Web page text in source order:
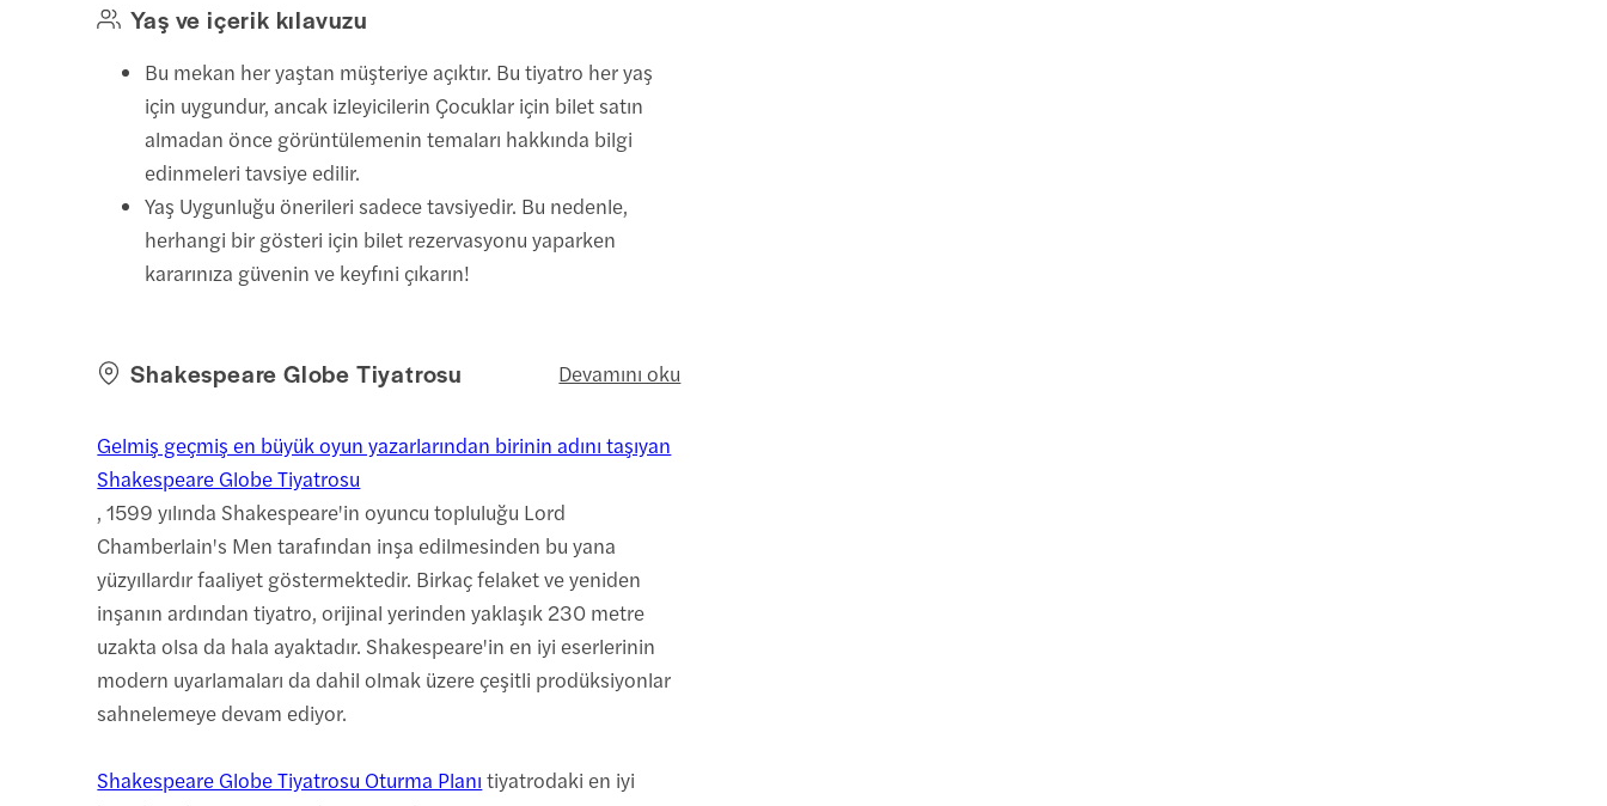
Yaş ve içerik kılavuzu
Bu mekan her yaştan müşteriye açıktır. Bu tiyatro her yaş
için uygundur, ancak izleyicilerin Çocuklar için bilet satın
almadan önce görüntülemenin temaları hakkında bilgi
edinmeleri tavsiye edilir.
Yaş Uygunluğu önerileri sadece tavsiyedir. Bu nedenle,
herhangi bir gösteri için bilet rezervasyonu yaparken
kararınıza güvenin ve keyfini çıkarın!
Shakespeare Globe Tiyatrosu Devamını oku
Gelmiş geçmiş en büyük oyun yazarlarından birinin adını taşıyan
Shakespeare Globe Tiyatrosu
, 1599 yılında Shakespeare'in oyuncu topluluğu Lord
Chamberlain's Men tarafından inşa edilmesinden bu yana
yüzyıllardır faaliyet göstermektedir. Birkaç felaket ve yeniden
inşanın ardından tiyatro, orijinal yerinden yaklaşık 230 metre
uzakta olsa da hala ayaktadır. Shakespeare'in en iyi eserlerinin
modern uyarlamaları da dahil olmak üzere çeşitli prodüksiyonlar
sahnelemeye devam ediyor.
Shakespeare Globe Tiyatrosu Oturma Planı tiyatrodaki en iyi